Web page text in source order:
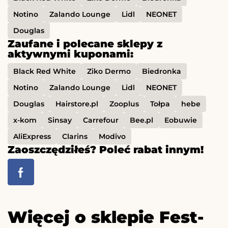
Notino
Zalando Lounge Lidl
NEONET
Douglas
Zaufane i polecane sklepy z
aktywnymi kuponami:
Black Red White Ziko Dermo
Biedronka
Notino
Zalando Lounge Lidl
NEONET
Douglas
Hairstore.pl Zooplus Tołpa
hebe
x-kom
Sinsay Carrefour Bee.pl
Eobuwie
AliExpress
Clarins Modivo
Zaoszczędziłeś? Poleć rabat innym!
Więcej o sklepie Fest-